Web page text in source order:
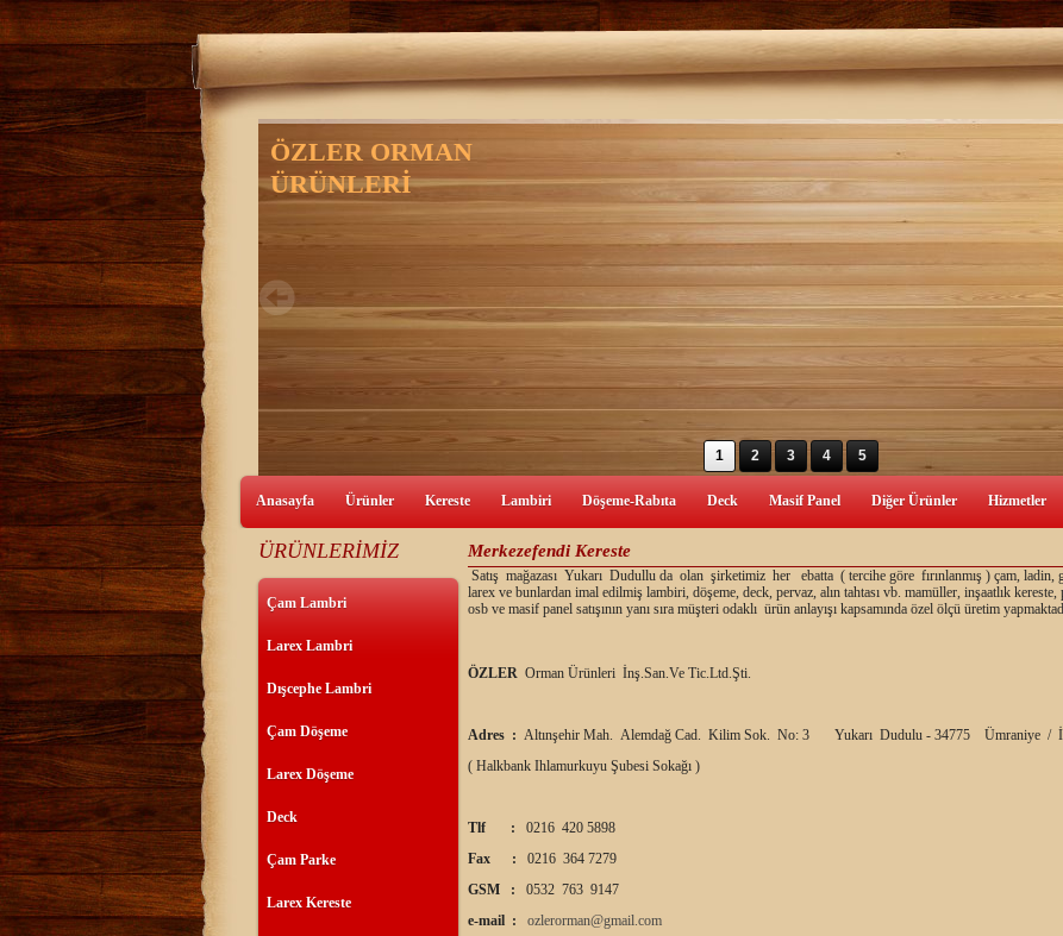
1 2 3 4 5
Anasayfa Ürünler Kereste Lambiri Döşeme-Rabıta Deck Masif Panel Diğer Ürünler Hizmetler
ÜRÜNLERİMİZ
Çam Lambri
Larex Lambri
Dışcephe Lambri
Çam Döşeme
Larex Döşeme
Deck
Çam Parke
Larex Kereste
Merkezefendi Kereste
Satış mağazası Yukarı Dudullu da olan şirketimiz her ebatta ( tercihe göre fırınlanmış ) çam, ladin,
larex ve bunlardan imal edilmiş lambiri, döşeme, deck, pervaz, alın tahtası vb. mamüller, inşaatlık
osb ve masif panel satışının yanı sıra müşteri odaklı ürün anlayışı kapsamında özel ölçü üretim
ÖZLER Orman Ürünleri İnş.San.Ve Tic.Ltd.Şti.
Adres : Altınşehir Mah. Alemdağ Cad. Kilim Sok. No: 3 Yukarı Dudulu - 34775 Ümraniye /
( Halkbank Ihlamurkuyu Şubesi Sokağı )
Tlf :
0216 420 5898
Fax :
0216 364 7279
GSM :
0532 763 9147
e-mail :
ozlerorman@gmail.com